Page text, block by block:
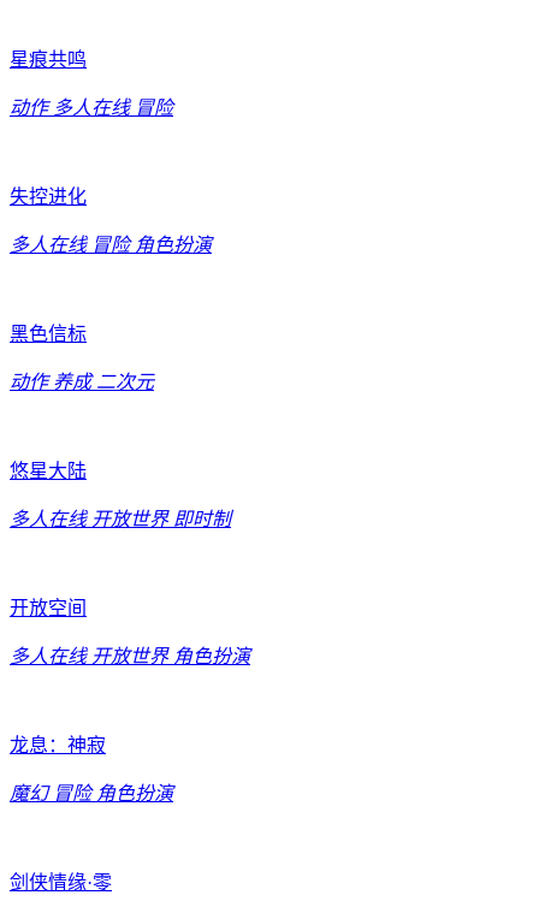
星痕共鸣
动作 多人在线 冒险
失控进化
多人在线 冒险 角色扮演
黑色信标
动作 养成 二次元
悠星大陆
多人在线 开放世界 即时制
开放空间
多人在线 开放世界 角色扮演
龙息：神寂
魔幻 冒险 角色扮演
剑侠情缘·零